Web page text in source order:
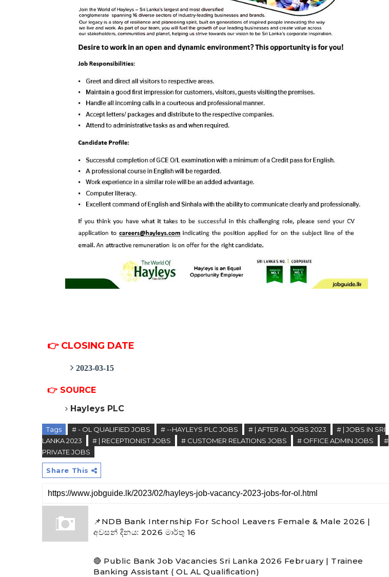
👉 CLOSING DATE
2023-03-15
👉 SOURCE
Hayleys PLC
Tags # - OL QUALIFIED JOBS # --HAYLEYS PLC JOBS # | AFTER AL JOBS 2023
# | JOBS IN SRI
LANKA 2023
# | RECEPTIONIST JOBS # CUSTOMER RELATIONS JOBS # OFFICE ADMIN JOBS
#
PRIVATE JOBS
Share This
📌NDB Bank Internship For School Leavers Female & Male 2026 |
අවසන් දිනය: 2026 මාර්තු 16
🔴 Public Bank Job Vacancies Sri Lanka 2026 February | Trainee
Banking Assistant ( OL AL Qualification)